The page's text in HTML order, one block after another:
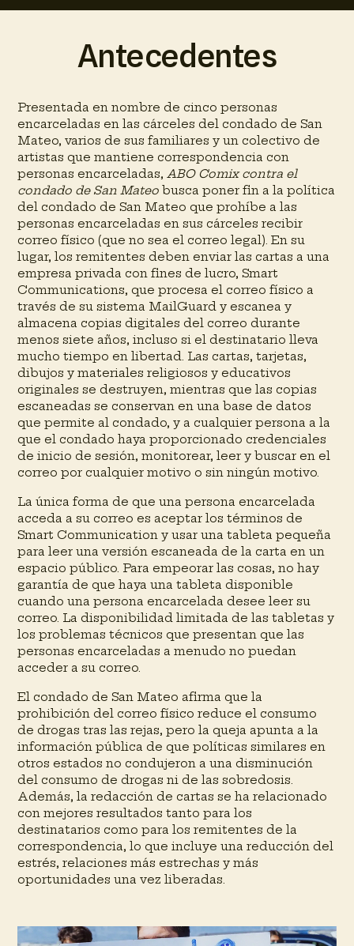
Antecedentes
Presentada en nombre de cinco personas
encarceladas en las cárceles del condado de San
Mateo, varios de sus familiares y un colectivo de
artistas que mantiene correspondencia con
personas encarceladas,ABO Comix contra el
condado de San Mateo busca poner fin a la política
del condado de San Mateo que prohíbe a las
personas encarceladas en sus cárceles recibir
correo físico (que no sea el correo legal). En su
lugar, los remitentes deben enviar las cartas a una
empresa privada con fines de lucro, Smart
Communications, que procesa el correo físico a
través de su sistema MailGuard y escanea y
almacena copias digitales del correo durante
menos siete años, incluso si el destinatario lleva
mucho tiempo en libertad. Las cartas, tarjetas,
dibujos y materiales religiosos y educativos
originales se destruyen, mientras que las copias
escaneadas se conservan en una base de datos
que permite al condado, y a cualquier persona a la
que el condado haya proporcionado credenciales
de inicio de sesión, monitorear, leer y buscar en el
correo por cualquier motivo o sin ningún motivo.
La única forma de que una persona encarcelada
acceda a su correo es aceptar los términos de
Smart Communication y usar una tableta pequeña
para leer una versión escaneada de la carta en un
espacio público. Para empeorar las cosas, no hay
garantía de que haya una tableta disponible
cuando una persona encarcelada desee leer su
correo. La disponibilidad limitada de las tabletas y
los problemas técnicos que presentan que las
personas encarceladas a menudo no puedan
acceder a su correo.
El condado de San Mateo afirma que la
prohibición del correo físico reduce el consumo
de drogas tras las rejas, pero la queja apunta a la
información pública de que políticas similares en
otros estados no condujeron a una disminución
del consumo de drogas ni de las sobredosis.
Además, la redacción de cartas se ha relacionado
con mejores resultados tanto para los
destinatarios como para los remitentes de la
correspondencia, lo que incluye una reducción del
estrés, relaciones más estrechas y más
oportunidades una vez liberadas.